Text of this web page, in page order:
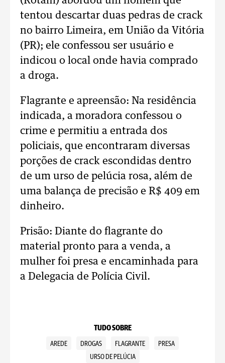
tentou descartar duas pedras de crack
no bairro Limeira, em União da Vitória
(PR); ele confessou ser usuário e
indicou o local onde havia comprado
a droga.
Flagrante e apreensão: Na residência
indicada, a moradora confessou o
crime e permitiu a entrada dos
policiais, que encontraram diversas
porções de crack escondidas dentro
de um urso de pelúcia rosa, além de
uma balança de precisão e R$ 409 em
dinheiro.
Prisão: Diante do flagrante do
material pronto para a venda, a
mulher foi presa e encaminhada para
a Delegacia de Polícia Civil.
TUDO SOBRE
AREDE DROGAS FLAGRANTE
PRESA
URSO DE PELÚCIA